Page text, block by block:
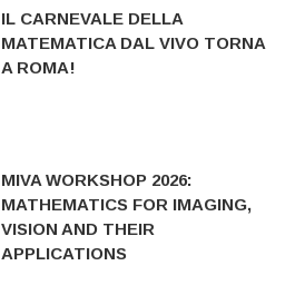
IL CARNEVALE DELLA
MATEMATICA DAL VIVO TORNA
A ROMA!
MIVA WORKSHOP 2026:
MATHEMATICS FOR IMAGING,
VISION AND THEIR
APPLICATIONS